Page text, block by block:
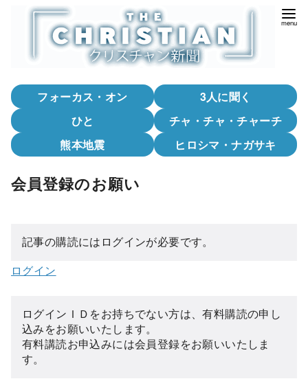
フォーカス・オン
3人に聞く
ひと
チャ・チャ・チャーチ
熊本地震
ヒロシマ・ナガサキ
会員登録のお願い
記事の購読にはログインが必要です。
ログイン
ログインＩＤをお持ちでない方は、有料購読の申し
込みをお願いいたします。
有料講読お申込みには会員登録をお願いいたしま
す。